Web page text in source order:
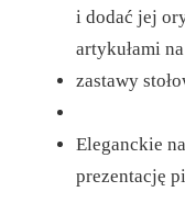
i dodać jej
artykułami
zastawy
Eleganckie
prezentację